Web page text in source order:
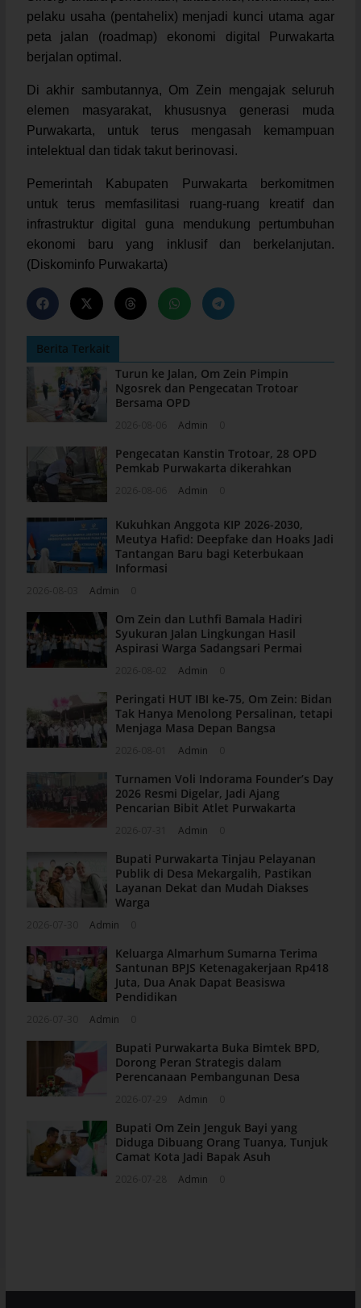
pelaku usaha (pentahelix) menjadi kunci utama agar
peta jalan (roadmap) ekonomi digital Purwakarta
berjalan optimal.
Di akhir sambutannya, Om Zein mengajak seluruh
elemen masyarakat, khususnya generasi muda
Purwakarta, untuk terus mengasah kemampuan
intelektual dan tidak takut berinovasi.
Pemerintah Kabupaten Purwakarta berkomitmen
untuk terus memfasilitasi ruang-ruang kreatif dan
infrastruktur digital guna mendukung pertumbuhan
ekonomi baru yang inklusif dan berkelanjutan.
(Diskominfo Purwakarta)
Berita Terkait
Turun ke Jalan, Om Zein Pimpin
Ngosrek dan Pengecatan Trotoar
Bersama OPD
Admin
Pengecatan Kanstin Trotoar, 28 OPD
Pemkab Purwakarta dikerahkan
Admin
Kukuhkan Anggota KIP 2026-2030,
Meutya Hafid: Deepfake dan Hoaks Jadi
Tantangan Baru bagi Keterbukaan
Informasi
Admin
Om Zein dan Luthfi Bamala Hadiri
Syukuran Jalan Lingkungan Hasil
Aspirasi Warga Sadangsari Permai
Admin
Peringati HUT IBI ke-75, Om Zein: Bidan
Tak Hanya Menolong Persalinan, tetapi
Menjaga Masa Depan Bangsa
Admin
Turnamen Voli Indorama Founder’s Day
2026 Resmi Digelar, Jadi Ajang
Pencarian Bibit Atlet Purwakarta
Admin
Bupati Purwakarta Tinjau Pelayanan
Publik di Desa Mekargalih, Pastikan
Layanan Dekat dan Mudah Diakses
Warga
Admin
Keluarga Almarhum Sumarna Terima
Santunan BPJS Ketenagakerjaan Rp418
Juta, Dua Anak Dapat Beasiswa
Pendidikan
Admin
Bupati Purwakarta Buka Bimtek BPD,
Dorong Peran Strategis dalam
Perencanaan Pembangunan Desa
Admin
Bupati Om Zein Jenguk Bayi yang
Diduga Dibuang Orang Tuanya, Tunjuk
Camat Kota Jadi Bapak Asuh
Admin